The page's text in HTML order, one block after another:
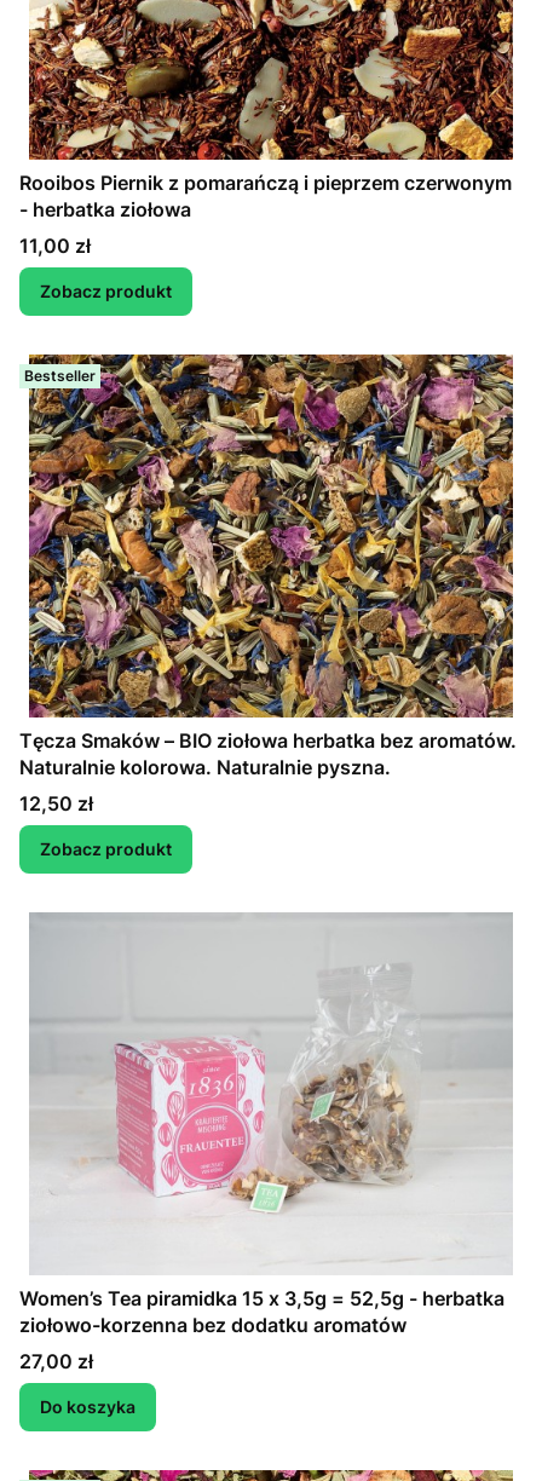
Rooibos Piernik z pomarańczą i pieprzem czerwonym
- herbatka ziołowa
Cena
11,00 zł
Zobacz produkt
Bestseller
Tęcza Smaków – BIO ziołowa herbatka bez aromatów.
Naturalnie kolorowa. Naturalnie pyszna.
Cena
12,50 zł
Zobacz produkt
Women’s Tea piramidka 15 x 3,5g = 52,5g - herbatka
ziołowo-korzenna bez dodatku aromatów
Cena
27,00 zł
Do koszyka